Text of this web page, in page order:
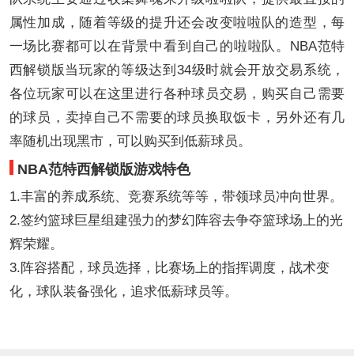
属性加成，随着等级的提升还会改变啦啦队的造型，每
一场比赛都可以在背景中看到自己的啦啦队。NBA范特
西解锁版当玩家的等级达到34级时就会开放交易系统，
各位玩家可以在这里进行各种球员交易，购买自己需要
的球员，卖掉自己不需要的球员换取饭卡，另外还有几
率随机出现黑市，可以购买到低薪球员。
NBA范特西解锁版游戏特色
1.丰富的养成系统、竞赛系统等等，带领球员冲向世界。
2.签约篮球巨星组建强力的梦幻阵容去争夺篮球场上的光
辉荣耀。
3.阵容搭配，球员选择，比赛场上的指挥调度，战术变
化，球队装备强化，追求低薪球员等。